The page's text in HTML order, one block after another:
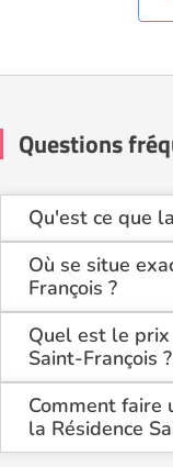
Questions
Qu'est ce que
La Résidence
retraite
permanent,
Toulon (83000).
Où se situe
François ?
La Résidence
David à Toulon
Quel est le prix
Saint-François ?
La Résidence
logements en
par mois, et en
par mois.
Comment faire
la Résidence
La demande